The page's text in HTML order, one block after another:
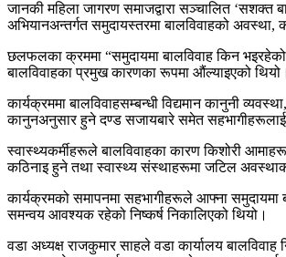
जानकी महिला जागरण समाजद्वारा सञ्चालित ‘सशक्त
अभियानअन्तर्गत समुदायस्तरमा बालविवाहको
छलफलका क्रममा “समुदायमा बालविवाह किन
बालविवाहका प्रमुख कारणका रूपमा औंल्याइएको थियो।
कार्यक्रममा बालविवाहसम्बन्धी विद्यमान कानुनी
कानुनअनुसार हुने दण्ड सजायबारे समेत सहभागीहरूलाई
स्वास्थ्यकर्मीहरूले बालविवाहका कारण किशोरी
कठिनाइ हुने तथा स्वास्थ्य संस्थाहरूमा जटिल
कार्यक्रमको समापनमा सहभागीहरूले आफ्ना समुदायमा
समन्वय आवश्यक रहेको निष्कर्ष निकालिएको थियो।
वडा अध्यक्ष राजकुमार साहले वडा कार्यालय बालविवाह